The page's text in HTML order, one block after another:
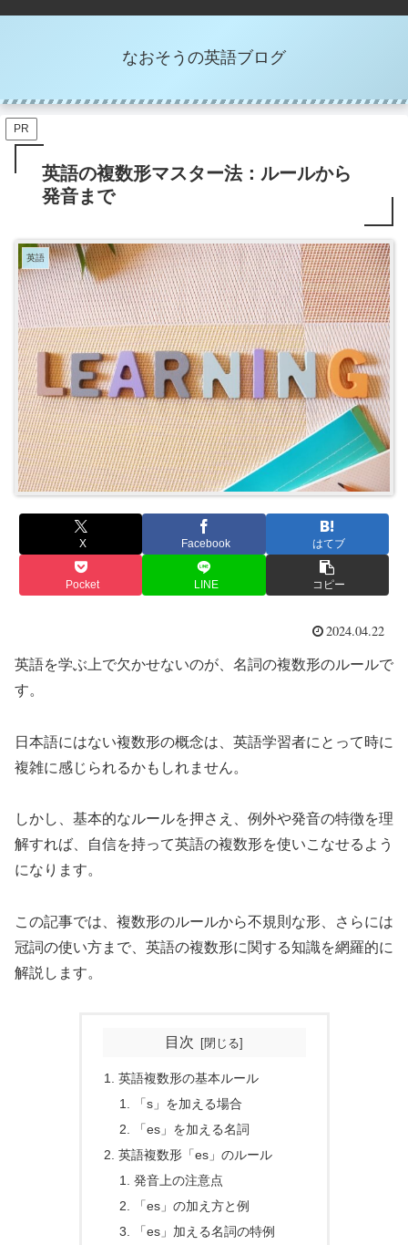
なおそうの英語ブログ
PR
英語の複数形マスター法：ルールから
発音まで
英語
X Facebook はてブ
Pocket LINE コピー
2024.04.22
英語を学ぶ上で欠かせないのが、名詞の複数形のルールで
す。
日本語にはない複数形の概念は、英語学習者にとって時に
複雑に感じられるかもしれません。
しかし、基本的なルールを押さえ、例外や発音の特徴を理
解すれば、自信を持って英語の複数形を使いこなせるよう
になります。
この記事では、複数形のルールから不規則な形、さらには
冠詞の使い方まで、英語の複数形に関する知識を網羅的に
解説します。
目次
英語複数形の基本ルール
「s」を加える場合
「es」を加える名詞
英語複数形「es」のルール
発音上の注意点
「es」の加え方と例
「es」加える名詞の特例